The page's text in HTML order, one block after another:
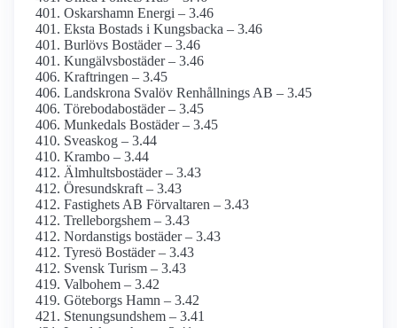
Oskarshamn Energi – 3.46
Eksta Bostads i Kungsbacka – 3.46
Burlövs Bostäder – 3.46
Kungälvsbostäder – 3.46
Kraftringen – 3.45
Landskrona Svalöv Renhållnings AB – 3.45
Törebodabostäder – 3.45
Munkedals Bostäder – 3.45
Sveaskog – 3.44
Krambo – 3.44
Älmhultsbostäder – 3.43
Öresundskraft – 3.43
Fastighets AB Förvaltaren – 3.43
Trelleborgshem – 3.43
Nordanstigs bostäder – 3.43
Tyresö Bostäder – 3.43
Svensk Turism – 3.43
Valbohem – 3.42
Göteborgs Hamn – 3.42
Stenungsundshem – 3.41